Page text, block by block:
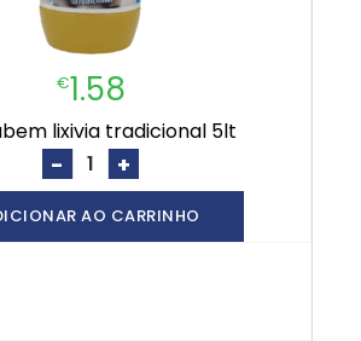
€1.58
lixivia tradicional 5lt
- +
AO CARRINHO